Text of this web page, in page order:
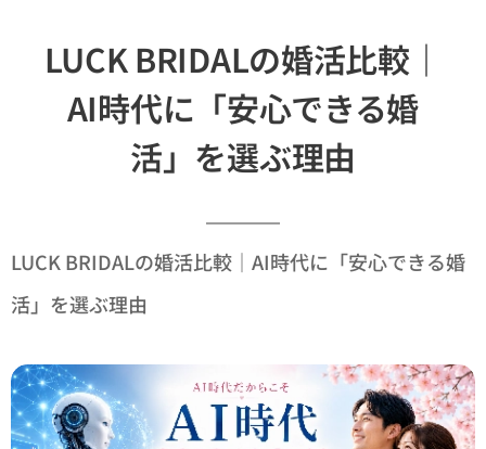
LUCK BRIDALの婚活比較｜
AI時代に「安心できる婚
活」を選ぶ理由
LUCK BRIDALの婚活比較｜AI時代に「安心できる婚
活」を選ぶ理由